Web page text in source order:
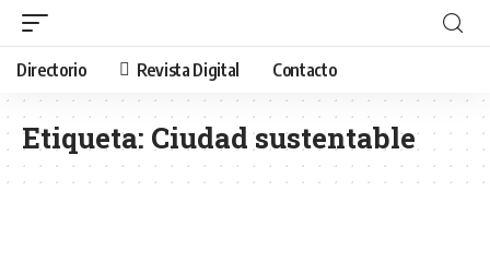
Directorio Revista Digital Contacto
Etiqueta: Ciudad sustentable